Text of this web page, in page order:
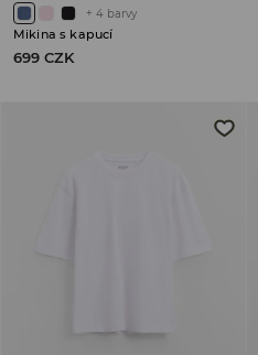
+ 4 barvy
Mikina s kapucí
699 CZK